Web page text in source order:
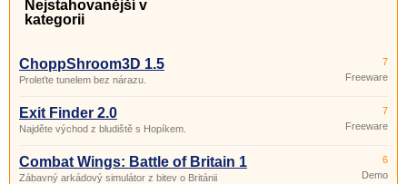
Nejstahovanější v
kategorii
ChoppShroom3D 1.5
Proleťte tunelem bez nárazu.
7
Freeware
Exit Finder 2.0
Najděte východ z bludiště s Hopíkem.
7
Freeware
Combat Wings: Battle of Britain 1
Zábavný arkádový simulátor z bitev o Británii
6
Demo